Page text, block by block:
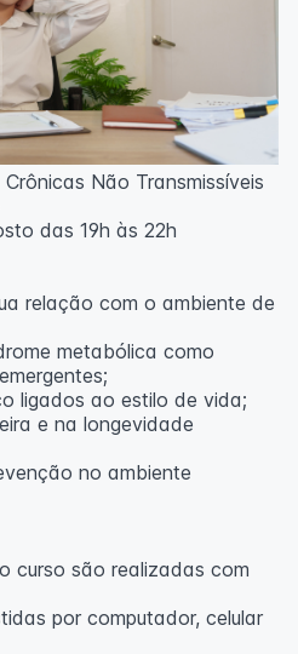
Não Transmissíveis
das 19h às 22h
relação com o ambiente de
metabólica como
ligados ao estilo de vida;
e na longevidade
no ambiente
curso são realizadas com
por computador, celular